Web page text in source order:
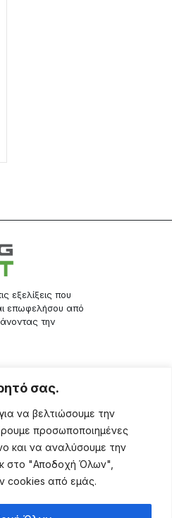
σας.
να βελτιώσουμε την
προσωποποιημένες
και να αναλύσουμε την
στο "Αποδοχή Όλων",
cookies από εμάς.
εξελίξεις που
επωφελήσου από
την